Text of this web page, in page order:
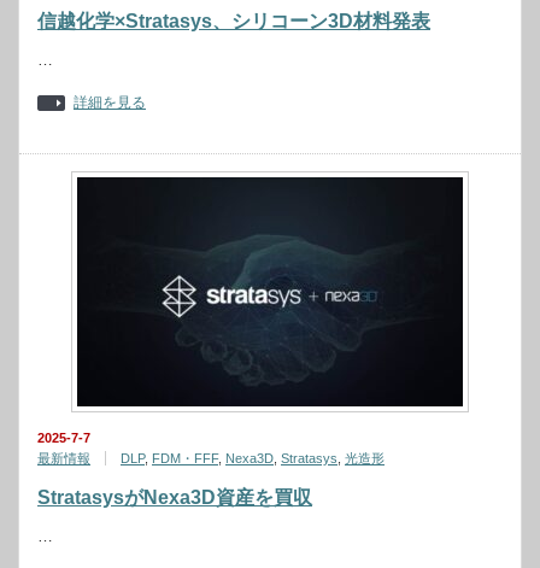
信越化学×Stratasys、シリコーン3D材料発表
…
詳細を見る
2025-7-7
最新情報
DLP, FDM・FFF, Nexa3D Stratasys 光造形
StratasysがNexa3D資産を買収
…